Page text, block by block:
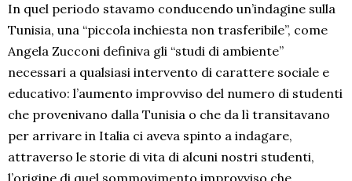
In quel periodo stavamo conducendo un’indagine sulla
Tunisia, una “piccola inchiesta non trasferibile”, come
Angela Zucconi definiva gli “studi di ambiente”
necessari a qualsiasi intervento di carattere sociale e
educativo: l’aumento improvviso del numero di studenti
che provenivano dalla Tunisia o che da lì transitavano
per arrivare in Italia ci aveva spinto a indagare,
attraverso le storie di vita di alcuni nostri studenti,